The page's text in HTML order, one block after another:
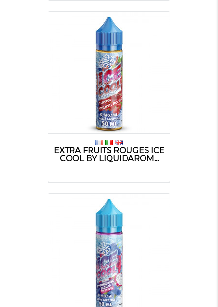
EXTRA FRUITS ROUGES ICE
COOL BY LIQUIDAROM...